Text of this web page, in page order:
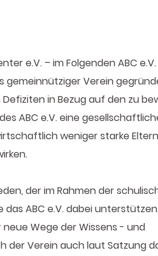
e.V. – im Folgenden ABC
gemeinnütziger Verein
in Bezug auf den zu
ABC e.V. eine
weniger starke
der im Rahmen der
ABC e.V. dabei
Wege der Wissens - und
Verein auch laut Satzung